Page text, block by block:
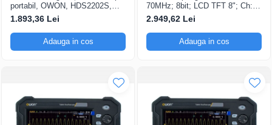
portabil, OWON, HDS2202S,
200mV-1kV, 200mA-
1.893,36 Lei
Adauga in cos
70MHz; 8bit; LCD TFT 8"; Ch: 2;
1Gsps; 40Mpts sustinand Ecran
2.949,62 Lei
Adauga in cos